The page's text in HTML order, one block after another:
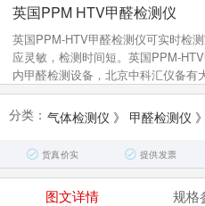
英国PPM HTV甲醛检测仪
英国PPM-HTV甲醛检测仪可实时检
应灵敏，检测时间短。英国PPM-
内甲醛检测设备，北京中科汇仪备有
分类： 气体检测仪 》 甲醛检测仪 》
货真价实 提供发票
图文详情 规格